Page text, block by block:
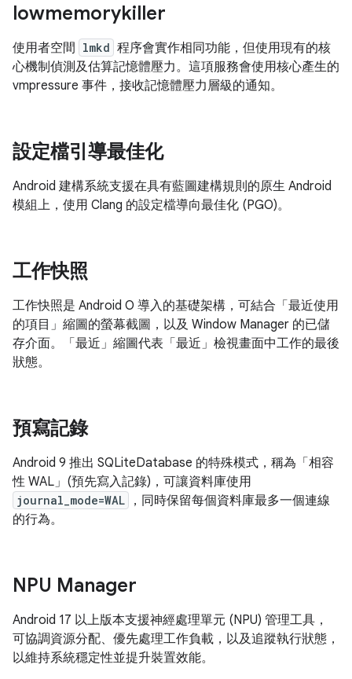
lowmemorykiller
使用者空間 lmkd 程序會實作相同功能，但使用現有的核
心機制偵測及估算記憶體壓力。這項服務會使用核心產生的
vmpressure 事件，接收記憶體壓力層級的通知。
設定檔引導最佳化
Android 建構系統支援在具有藍圖建構規則的原生 Android
模組上，使用 Clang 的設定檔導向最佳化 (PGO)。
工作快照
工作快照是 Android O 導入的基礎架構，可結合「最近使用
的項目」縮圖的螢幕截圖，以及 Window Manager 的已儲
存介面。「最近」縮圖代表「最近」檢視畫面中工作的最後
狀態。
預寫記錄
Android 9 推出 SQLiteDatabase 的特殊模式，稱為「相容
性 WAL」(預先寫入記錄)，可讓資料庫使用
journal_mode=WAL
，同時保留每個資料庫最多一個連線
的行為。
NPU Manager
Android 17 以上版本支援神經處理單元 (NPU) 管理工具，
可協調資源分配、優先處理工作負載，以及追蹤執行狀態，
以維持系統穩定性並提升裝置效能。